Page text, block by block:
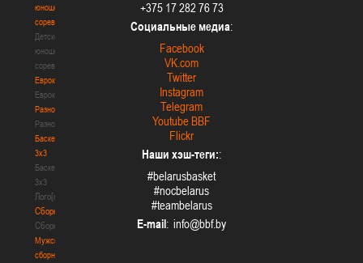
юношеские
соревнования
Детско-
юношеские
соревнования
Еврокубки
Еврокубки
Разное
Разное
Баскетбол
3х3
Баскетбол
3х3
Лого[modid=121]
Сборные
Сборные
Мужские
сборные
+375 17 282 76 73
Социальные медиа:
Facebook
VK.com
Twitter
Instagram
Telegram
Youtube BBF
Flickr
Наши хэш-теги::
#belarusbasket
#nocbelarus
#teambelarus
E-mail: